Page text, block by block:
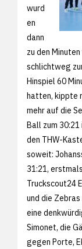
wurd
en
dann
zu den
schlichtweg
Hinspiel 60
hatten, kippte
mehr auf die
Ball zum
den THW-
soweit:
31:21,
Truckscout24
und die
eine
Simonet, die
gegen Porte,